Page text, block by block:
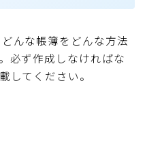
どんな帳簿をどんな方法
必ず作成しなければな
してください。